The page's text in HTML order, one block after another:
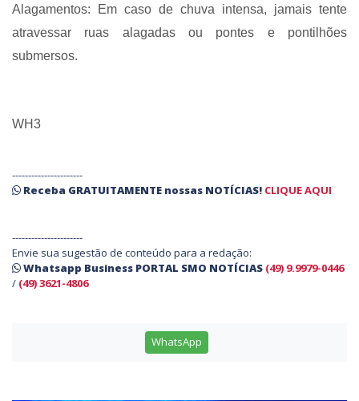
Alagamentos: Em caso de chuva intensa, jamais tente
atravessar ruas alagadas ou pontes e pontilhões
submersos.
WH3
----------------------
Receba GRATUITAMENTE nossas NOTÍCIAS! CLIQUE AQUI
----------------------
Envie sua sugestão de conteúdo para a redação:
Whatsapp Business PORTAL SMO NOTÍCIAS (49) 9.9979-0446
/ (49) 3621-4806
WhatsApp